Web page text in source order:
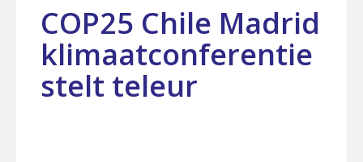
COP25 Chile Madrid
klimaatconferentie
stelt teleur